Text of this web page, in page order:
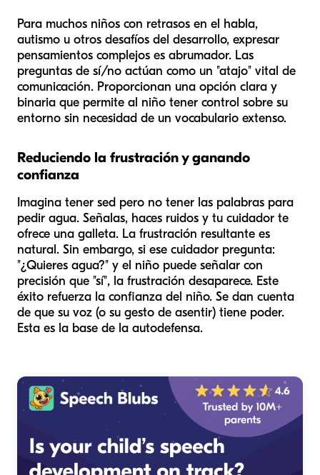
Para muchos niños con retrasos en el habla,
autismo u otros desafíos del desarrollo, expresar
pensamientos complejos es abrumador. Las
preguntas de sí/no actúan como un "atajo" vital de
comunicación. Proporcionan una opción clara y
binaria que permite al niño tener control sobre su
entorno sin necesidad de un vocabulario extenso.
Reduciendo la frustración y ganando
confianza
Imagina tener sed pero no tener las palabras para
pedir agua. Señalas, haces ruidos y tu cuidador te
ofrece una galleta. La frustración resultante es
natural. Sin embargo, si ese cuidador pregunta:
"¿Quieres agua?" y el niño puede señalar con
precisión que "sí", la frustración desaparece. Este
éxito refuerza la confianza del niño. Se dan cuenta
de que su voz (o su gesto de asentir) tiene poder.
Esta es la base de la autodefensa.